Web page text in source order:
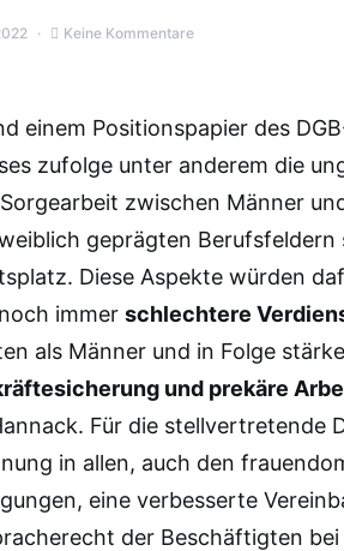
Keine Kommentare
einem Positionspapier des
zufolge unter anderem die
zwischen Männer
geprägten Berufsfeldern
Diese Aspekte würden
immer schlechtere
als Männer und in Folge
und prekäre
Für die stellvertretende
in allen, auch den
eine verbesserte
der Beschäftigten